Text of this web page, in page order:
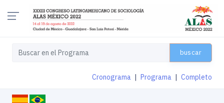
buscar
Cronograma Programa Completo